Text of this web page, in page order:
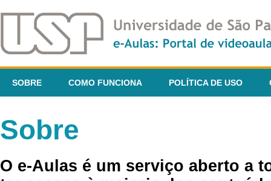
SOBRE COMO FUNCIONA POLÍTICA DE USO
Sobre
O e-Aulas é um serviço aberto a